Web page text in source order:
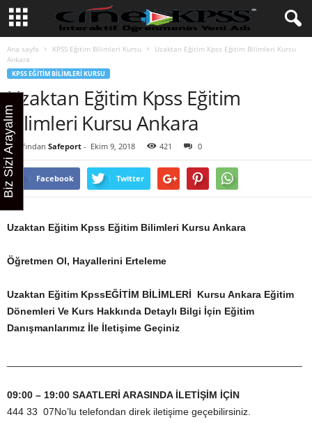
Ana sayfa KPSS Eğitim Bilimleri Kursu
Uzaktan Eğitim Kpss Eğitim Bilimleri Kursu
Ankara
KPSS EĞITIM BILIMLERI KURSU
Uzaktan Eğitim Kpss Eğitim
Bilimleri Kursu Ankara
Tarafından Safeport - Ekim 9, 2018 421 0
Facebook Twitter
Uzaktan Eğitim Kpss Eğitim Bilimleri Kursu Ankara
Öğretmen Ol, Hayallerini Erteleme
Uzaktan Eğitim KpssEĞİTİM BİLİMLERİ Kursu Ankara Eğitim
Dönemleri Ve Kurs Hakkında Detaylı Bilgi İçin Eğitim
Danışmanlarımız İle İletişime Geçiniz
09:00 – 19:00 SAATLERİ ARASINDA İLETİŞİM İÇİN
444 33 07No’lu telefondan direk iletişime geçebilirsiniz.
Biz Sizi Arayalım